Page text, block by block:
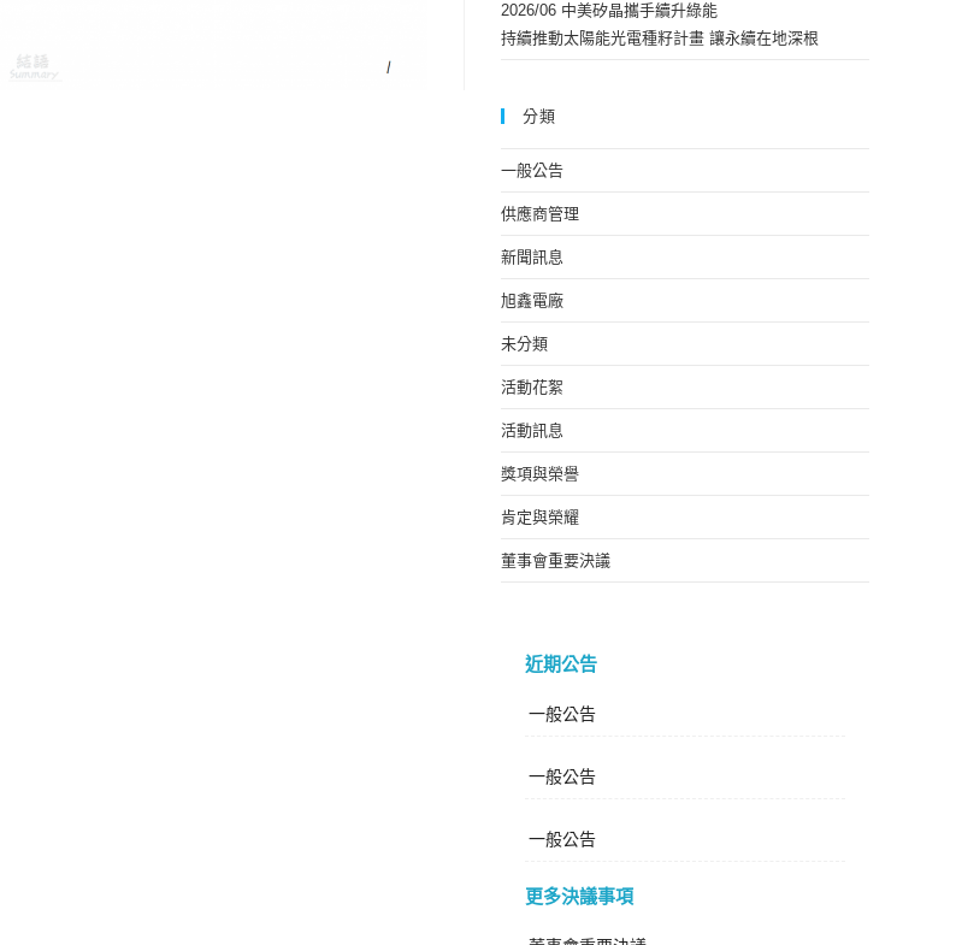
2026/06 中美矽晶攜手續升綠能
持續推動太陽能光電種籽計畫 讓永續在地深根
分類
一般公告
供應商管理
新聞訊息
旭鑫電廠
未分類
活動花絮
活動訊息
獎項與榮譽
肯定與榮耀
董事會重要決議
近期公告
一般公告
一般公告
一般公告
更多決議事項